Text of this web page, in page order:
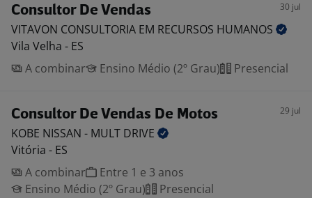
Consultor De Vendas 30 jul
VITAVON CONSULTORIA EM RECURSOS HUMANOS
Vila Velha - ES
A combinar
Ensino Médio (2º Grau) Presencial
Consultor De Vendas De Motos 29 jul
KOBE NISSAN - MULT DRIVE
Vitória - ES
A combinar
Entre 1 e 3 anos
Ensino Médio (2º Grau)
Presencial